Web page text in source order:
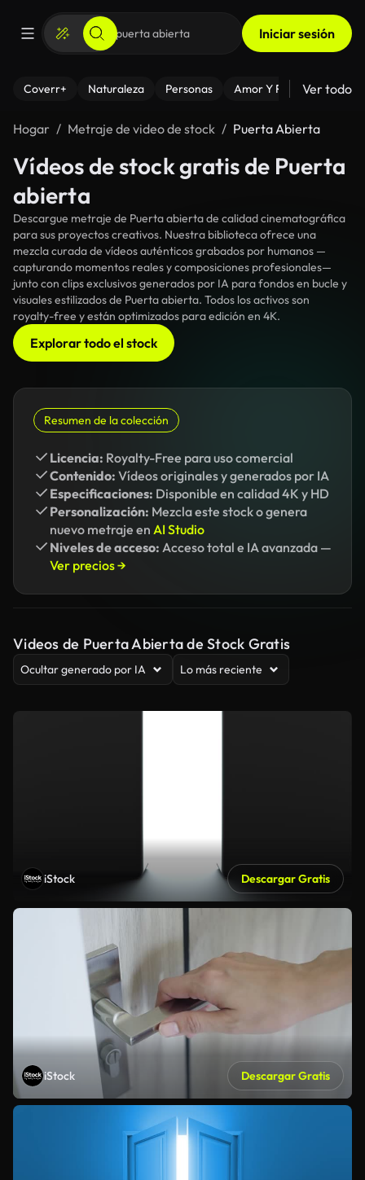
Iniciar sesión
Coverr+ Naturaleza Personas Amor Y Relaciones
Ver todo
Hogar Metraje de video de stock Puerta Abierta
Vídeos de stock gratis de Puerta
abierta
Descargue metraje de Puerta abierta de calidad cinematográfica
para sus proyectos creativos. Nuestra biblioteca ofrece una
mezcla curada de vídeos auténticos grabados por humanos —
capturando momentos reales y composiciones profesionales—
junto con clips exclusivos generados por IA para fondos en bucle y
visuales estilizados de Puerta abierta. Todos los activos son
royalty-free y están optimizados para edición en 4K.
Explorar todo el stock
Resumen de la colección
Licencia: Royalty-Free para uso comercial
Contenido: Vídeos originales y generados por IA
Especificaciones: Disponible en calidad 4K y HD
Personalización: Mezcla este stock o genera
nuevo metraje en AI Studio
Niveles de acceso: Acceso total e IA avanzada —
Ver precios →
Videos de Puerta Abierta de Stock Gratis
Ocultar generado por IA Lo más reciente
iStock Descargar Gratis
iStock Descargar Gratis